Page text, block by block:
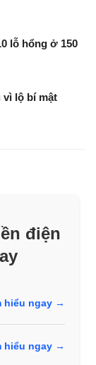
lỗ hổng ở 150
vì lộ bí mật
điện
hiểu ngay →
hiểu ngay →